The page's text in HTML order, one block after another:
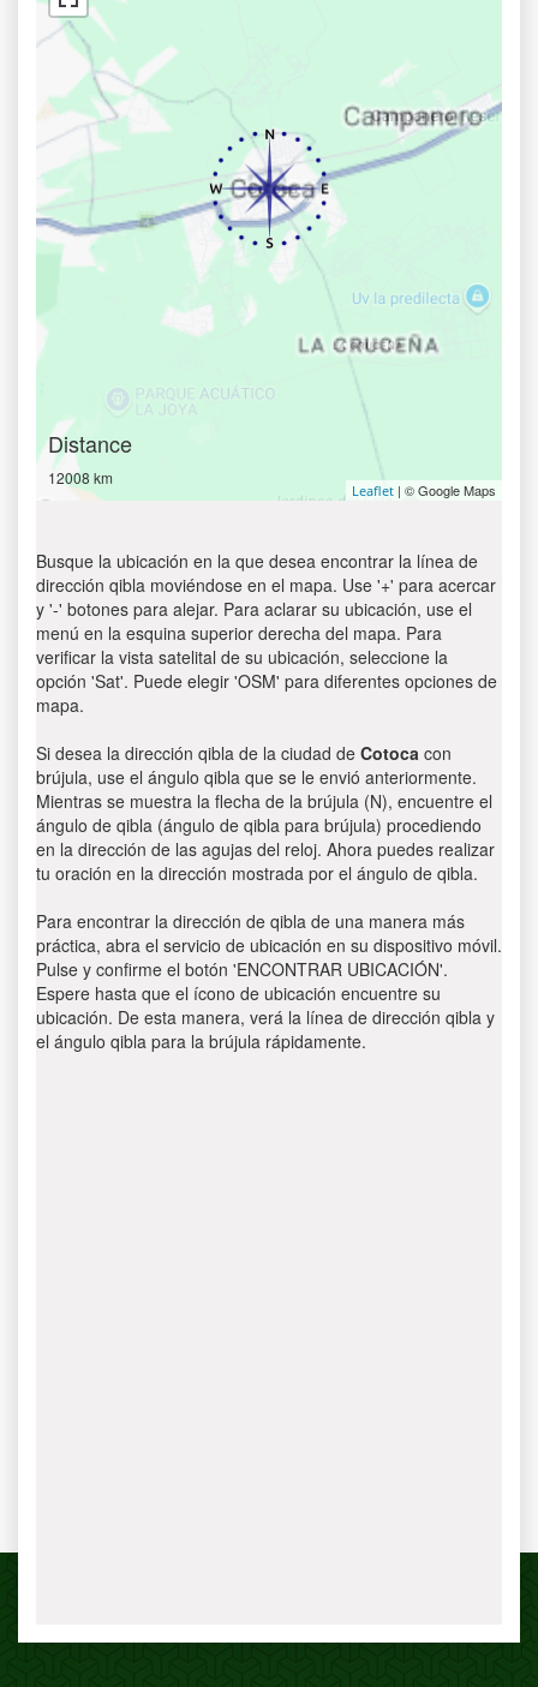
Distance
12008 km
Leaflet | © Google Maps
Busque la ubicación en la que desea encontrar la línea de
dirección qibla moviéndose en el mapa. Use '+' para acercar
y '-' botones para alejar. Para aclarar su ubicación, use el
menú en la esquina superior derecha del mapa. Para
verificar la vista satelital de su ubicación, seleccione la
opción 'Sat'. Puede elegir 'OSM' para diferentes opciones de
mapa.
Si desea la dirección qibla de la ciudad de Cotoca con
brújula, use el ángulo qibla que se le envió anteriormente.
Mientras se muestra la flecha de la brújula (N), encuentre el
ángulo de qibla (ángulo de qibla para brújula) procediendo
en la dirección de las agujas del reloj. Ahora puedes realizar
tu oración en la dirección mostrada por el ángulo de qibla.
Para encontrar la dirección de qibla de una manera más
práctica, abra el servicio de ubicación en su dispositivo móvil.
Pulse y confirme el botón 'ENCONTRAR UBICACIÓN'.
Espere hasta que el ícono de ubicación encuentre su
ubicación. De esta manera, verá la línea de dirección qibla y
el ángulo qibla para la brújula rápidamente.